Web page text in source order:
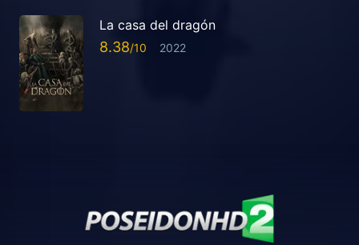
La casa del dragón
8.38 2022